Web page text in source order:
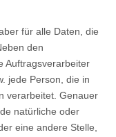
für alle Daten, die
den
Auftragsverarbeiter
jede Person, die in
verarbeitet. Genauer
natürliche oder
eine andere Stelle,